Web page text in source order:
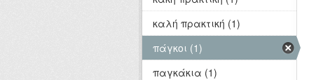
καλή πρακτική (1)
πάγκοι (1)
παγκάκια (1)